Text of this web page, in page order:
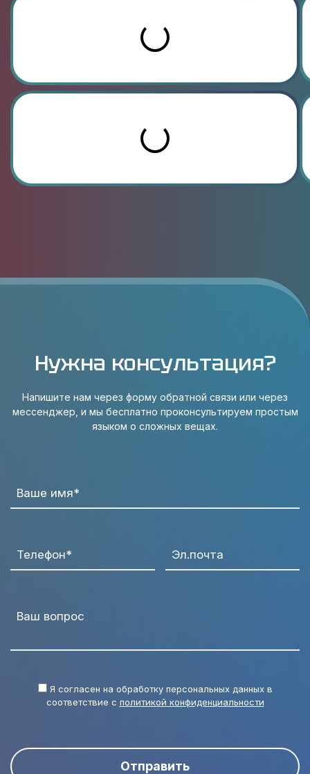
Нужна консультация?
Напишите нам через форму обратной связи или через
мессенджер, и мы бесплатно проконсультируем простым
языком о сложных вещах.
Ваше имя*
Телефон* Эл.почта
Ваш вопрос
Я согласен на обработку персональных данных в
соответствие с политикой конфиденциальности
Отправить